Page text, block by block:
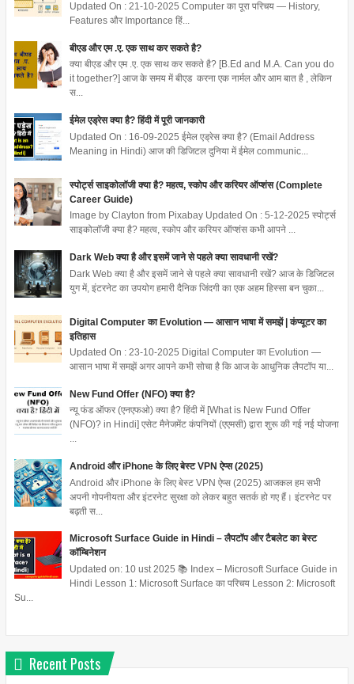
Updated On : 21-10-2025 Computer का पूरा परिचय — History,
Features और Importance हिं...
बीएड और एम .ए. एक साथ कर सकते है?
क्या बीएड और एम .ए. एक साथ कर सकते है? [B.Ed and M.A. Can you do
it together?] आज के समय में बीएड करना एक नार्मल और आम बात है , लेकिन
स...
ईमेल एड्रेस क्या है? हिंदी में पूरी जानकारी
Updated On : 16-09-2025 ईमेल एड्रेस क्या है? (Email Address
Meaning in Hindi) आज की डिजिटल दुनिया में ईमेल communic...
स्पोर्ट्स साइकोलॉजी क्या है? महत्व, स्कोप और करियर ऑप्शंस (Complete
Career Guide)
Image by Clayton from Pixabay Updated On : 5-12-2025 स्पोर्ट्स
साइकोलॉजी क्या है? महत्व, स्कोप और करियर ऑप्शंस कभी आपने ...
Dark Web क्या है और इसमें जाने से पहले क्या सावधानी रखें?
Dark Web क्या है और इसमें जाने से पहले क्या सावधानी रखें? आज के डिजिटल
युग में, इंटरनेट का उपयोग हमारी दैनिक जिंदगी का एक अहम हिस्सा बन चुका...
Digital Computer का Evolution — आसान भाषा में समझें | कंप्यूटर का
इतिहास
Updated On : 23-10-2025 Digital Computer का Evolution —
आसान भाषा में समझें अगर आपने कभी सोचा है कि आज के आधुनिक लैपटॉप या...
New Fund Offer (NFO) क्या है?
न्यू फंड ऑफर (एनएफओ) क्या है? हिंदी में [What is New Fund Offer
(NFO)? in Hindi] एसेट मैनेजमेंट कंपनियों (एएमसी) द्वारा शुरू की गई नई योजना
...
Android और iPhone के लिए बेस्ट VPN ऐप्स (2025)
Android और iPhone के लिए बेस्ट VPN ऐप्स (2025) आजकल हम सभी
अपनी गोपनीयता और इंटरनेट सुरक्षा को लेकर बहुत सतर्क हो गए हैं। इंटरनेट पर
बढ़ती स...
Microsoft Surface Guide in Hindi – लैपटॉप और टैबलेट का बेस्ट
कॉम्बिनेशन
Updated on: 10 ust 2025 📚 Index – Microsoft Surface Guide in
Hindi Lesson 1: Microsoft Surface का परिचय Lesson 2: Microsoft
Su...
Recent Posts